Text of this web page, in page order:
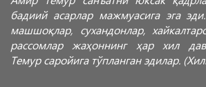
бадиий асарлар мажмуасига эга
машшоқлар, сухандонлар,
рассомлар жаҳоннинг ҳар хил
Темур саройига тўпланган эдилар.